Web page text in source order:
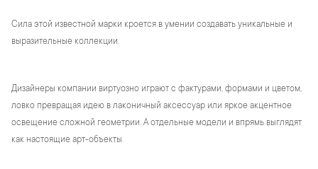
Сила этой известной марки кроется в умении создавать уникальные и
выразительные коллекции.
Дизайнеры компании виртуозно играют с фактурами, формами и цветом,
ловко превращая идею в лаконичный аксессуар или яркое акцентное
освещение сложной геометрии. А отдельные модели и впрямь выглядят
как настоящие арт-объекты.